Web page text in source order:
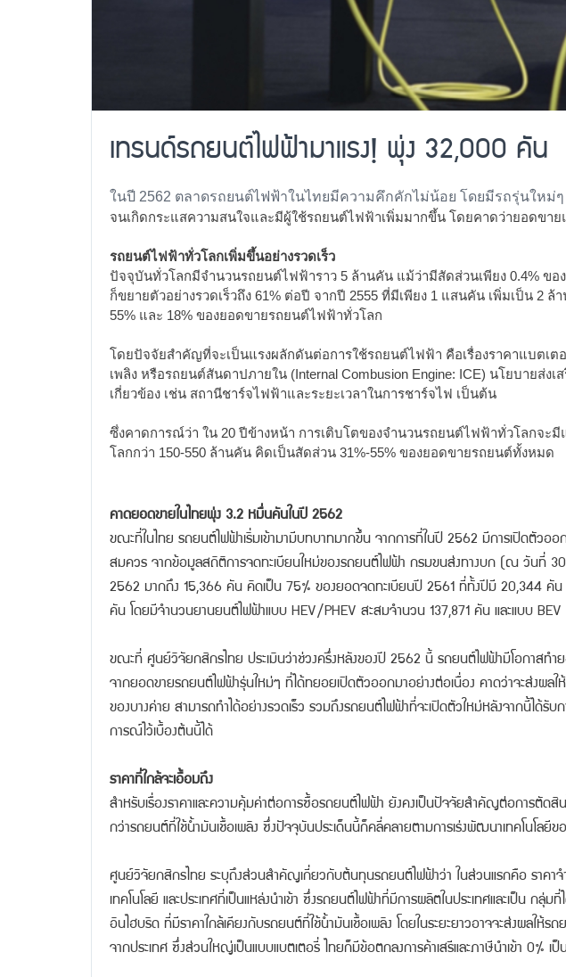
เทรนด์รถยนต์ไฟฟ้ามาแรง! พุ่ง 32,000 คัน
ในปี 2562 ตลาดรถยนต์ไฟฟ้าในไทยมีความคึกคักไม่น้อย โดยมีรถรุ่นใหม่
จนเกิดกระแสความสนใจและมีผู้ใช้รถยนต์ไฟฟ้าเพิ่มมากขึ้น โดยคาดว่ายอดขาย
รถยนต์ไฟฟ้าทั่วโลกเพิ่มขึ้นอย่างรวดเร็ว
ปัจจุบันทั่วโลกมีจำนวนรถยนต์ไฟฟ้าราว 5 ล้านคัน แม้ว่ามีสัดส่วนเพียง 0.4%
ก็ขยายตัวอย่างรวดเร็วถึง 61% ต่อปี จากปี 2555 ที่มีเพียง 1 แสนคัน เพิ่มเป็น
55% และ 18% ของยอดขายรถยนต์ไฟฟ้าทั่วโลก
โดยปัจจัยสำคัญที่จะเป็นแรงผลักดันต่อการใช้รถยนต์ไฟฟ้า คือเรื่องราคาแบตเ
เพลิง หรือรถยนต์สันดาปภายใน (Internal Combusion Engine: ICE) นโยบาย
เกี่ยวข้อง เช่น สถานีชาร์จไฟฟ้าและระยะเวลาในการชาร์จไฟ เป็นต้น
ซึ่งคาดการณ์ว่า ใน 20 ปีข้างหน้า การเติบโตของจำนวนรถยนต์ไฟฟ้าทั่วโลกจะ
โลกกว่า 150-550 ล้านคัน คิดเป็นสัดส่วน 31%-55% ของยอดขายรถยนต์ทั้งหมด
คาดยอดขายในไทยพุ่ง 3.2 หมื่นคันในปี 2562
ขณะที่ในไทย รถยนต์ไฟฟ้าเริ่มเข้ามามีบทบาทมากขึ้น จากการที่ในปี 2562 มีการเปิดตัว
สมควร จากข้อมูลสถิติการจดทะเบียนใหม่ของรถยนต์ไฟฟ้า กรมขนส่งทางบก (ณ วันที่ 30
2562 มากถึง 15,366 คัน คิดเป็น 75% ของยอดจดทะเบียนปี 2561 ที่ทั้งปีมี 20,344
คัน โดยมีจำนวนยานยนต์ไฟฟ้าแบบ HEV/PHEV สะสมจำนวน 137,871 คัน และแบบ
ขณะที่ ศูนย์วิจัยกสิกรไทย ประเมินว่าช่วงครึ่งหลังของปี 2562 นี้ รถยนต์ไฟฟ้ามีโอกาสท
จากยอดขายรถยนต์ไฟฟ้ารุ่นใหม่ๆ ที่ได้ทยอยเปิดตัวออกมาอย่างต่อเนื่อง คาดว่าจะส่งผ
ของบางค่าย สามารถทำได้อย่างรวดเร็ว รวมถึงรถยนต์ไฟฟ้าที่จะเปิดตัวใหม่หลังจากนี้ไ
การณ์ไว้เบื้องต้นนี้ได้
ราคาที่ใกล้จะเอื้อมถึง
สำหรับเรื่องราคาและความคุ้มค่าต่อการซื้อรถยนต์ไฟฟ้า ยังคงเป็นปัจจัยสำคัญต่อการตั
กว่ารถยนต์ที่ใช้น้ำมันเชื้อเพลิง ซึ่งปัจจุบันประเด็นนี้ก็คลี่คลายตามการเร่งพัฒนาเทคโนโลยี
ศูนย์วิจัยกสิกรไทย ระบุถึงส่วนสำคัญเกี่ยวกับต้นทุนรถยนต์ไฟฟ้าว่า ในส่วนแรกคือ ราคา
เทคโนโลยี และประเทศที่เป็นแหล่งนำเข้า ซึ่งรถยนต์ไฟฟ้าที่มีการผลิตในประเทศและเป็น
อินไฮบริด ที่มีราคาใกล้เคียงกับรถยนต์ที่ใช้น้ำมันเชื้อเพลิง โดยในระยะยาวอาจจะส่งผลใ
จากประเทศ ซึ่งส่วนใหญ่เป็นแบบแบตเตอรี่ ไทยก็มีข้อตกลงการค้าเสรีและภาษีนำเข้า 0% เ